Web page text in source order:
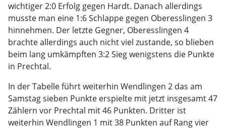
wichtiger 2:0 Erfolg gegen Hardt. Danach allerdings
musste man eine 1:6 Schlappe gegen Oberesslingen 3
hinnehmen. Der letzte Gegner, Oberesslingen 4
brachte allerdings auch nicht viel zustande, so blieben
beim lang umkämpften 3:2 Sieg wenigstens die Punkte
in Prechtal.
In der Tabelle führt weiterhin Wendlingen 2 das am
Samstag sieben Punkte erspielte mit jetzt insgesamt 47
Zählern vor Prechtal mit 46 Punkten. Dritter ist
weiterhin Wendlingen 1 mit 38 Punkten auf Rang vier